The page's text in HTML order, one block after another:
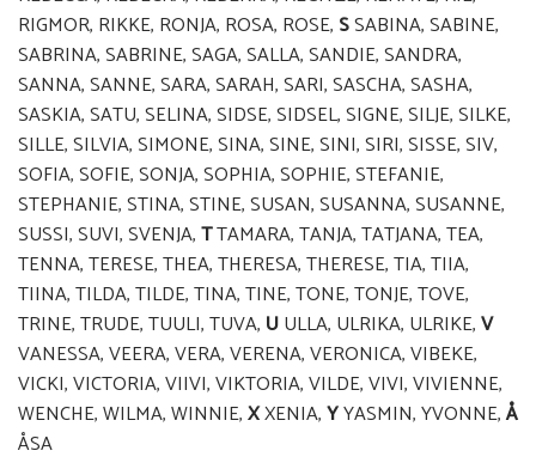
RIGMOR, RIKKE, RONJA, ROSA, ROSE, SSABINA, SABINE,
SABRINA, SABRINE, SAGA, SALLA, SANDIE, SANDRA,
SANNA, SANNE, SARA, SARAH, SARI, SASCHA, SASHA,
SASKIA, SATU, SELINA, SIDSE, SIDSEL, SIGNE, SILJE, SILKE,
SILLE, SILVIA, SIMONE, SINA, SINE, SINI, SIRI, SISSE, SIV,
SOFIA, SOFIE, SONJA, SOPHIA, SOPHIE, STEFANIE,
STEPHANIE, STINA, STINE, SUSAN, SUSANNA, SUSANNE,
SUSSI, SUVI, SVENJA,TTAMARA, TANJA, TATJANA, TEA,
TENNA, TERESE, THEA, THERESA, THERESE, TIA, TIIA,
TIINA, TILDA, TILDE, TINA, TINE, TONE, TONJE, TOVE,
TRINE, TRUDE, TUULI, TUVA, UULLA, ULRIKA, ULRIKE,V
VANESSA, VEERA, VERA, VERENA, VERONICA, VIBEKE,
VICKI, VICTORIA, VIIVI, VIKTORIA, VILDE, VIVI, VIVIENNE,
WENCHE, WILMA, WINNIE,XXENIA,YYASMIN, YVONNE,Å
ÅSA